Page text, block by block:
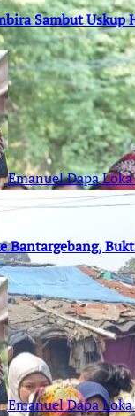
Sambut Uskup
Emanuel Dapa Loka
Bantargebang,
Emanuel Dapa Loka